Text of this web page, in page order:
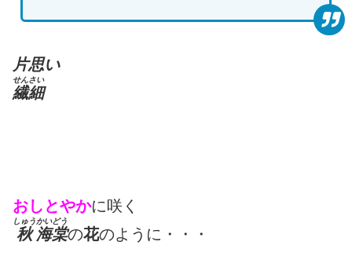
片思い
繊細
せんさい
おしとやかに咲く
秋
しゅう
海棠
かいどう
の花のように・・・